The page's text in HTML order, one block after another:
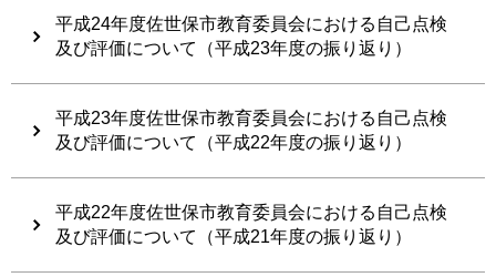
平成24年度佐世保市教育委員会における自己点検
及び評価について（平成23年度の振り返り）
平成23年度佐世保市教育委員会における自己点検
及び評価について（平成22年度の振り返り）
平成22年度佐世保市教育委員会における自己点検
及び評価について（平成21年度の振り返り）